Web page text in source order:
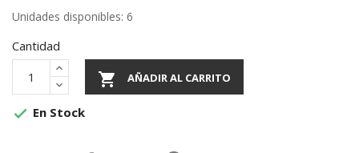
Unidades disponibles: 6
Cantidad
 AÑADIR AL CARRITO
 En Stock